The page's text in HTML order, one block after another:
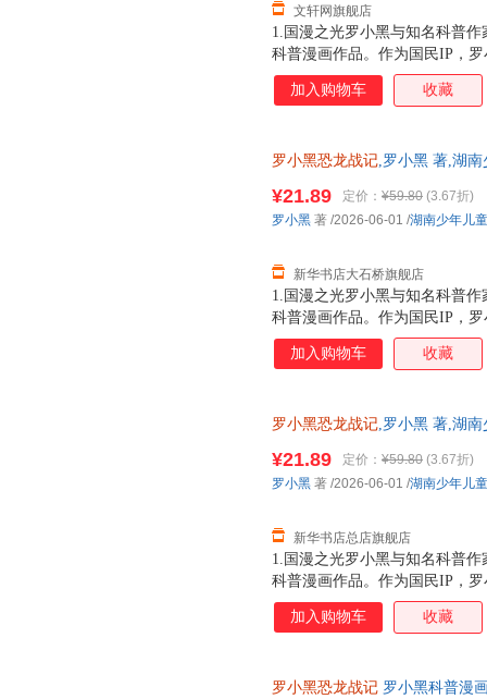
1.国漫之光罗小黑与知名科普
科普漫画作品。作为国民IP，
动画于2011年开始播放，B站
3.15亿票房，同名漫画书2015
得主，中国古生物学会科普工
20种恐龙的100+知识，兼具专
进恐龙世界，与这些史前巨兽
文轩网旗舰店
加入购物车 收藏
罗小黑恐龙战记,罗小黑 著,湖
13284178503
1.国漫之光罗小黑与知名科普
科普漫画作品。作为国民IP，
动画于2011年开始播放，B站
3.15亿票房，同名漫画书2015
¥21.89 定价： ¥59.80 (3.67折)
新华书店大石桥旗舰店
罗小黑 著 /2026-06-01 /湖南少年儿
加入购物车 收藏
罗小黑恐龙战记,罗小黑 著,湖
13284178503
1.国漫之光罗小黑与知名科普
科普漫画作品。作为国民IP，
动画于2011年开始播放，B站
3.15亿票房，同名漫画书2015
¥21.89 定价： ¥59.80 (3.67折)
新华书店总店旗舰店
罗小黑 著 /2026-06-01 /湖南少年儿
加入购物车 收藏
罗小黑恐龙战记 罗小黑科普漫